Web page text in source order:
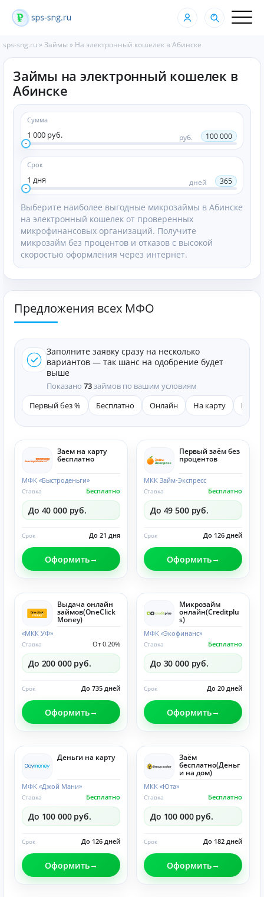
sps-sng.ru »Займы » На электронный кошелек в Абинске
Займы на электронный кошелек в
Абинске
Сумма
1 000 руб. руб. 100 000
Срок
1 дня дней 365
Выберите наиболее выгодные микрозаймы в Абинске
на электронный кошелек от проверенных
микрофинансовых организаций. Получите
микрозайм без процентов и отказов с высокой
скоростью оформления через интернет.
Предложения всех МФО
Заполните заявку сразу на несколько
вариантов — так шанс на одобрение будет
выше
Показано 73займов по вашим условиям
Первый без %
Бесплатно Онлайн На карту
Заем на карту
бесплатно
МФК «Быстроденьги»
Бесплатно
Ставка
До 40 000 руб.
До 21 дня
Срок
Оформить
Первый заём без
процентов
МКК Займ-Экспресс
Бесплатно
Ставка
До 49 500 руб.
До 126 дней
Срок
Оформить
Выдача онлайн
займов(OneClick
Money)
«МКК УФ»
От 0.20%
Ставка
До 200 000 руб.
До 735 дней
Срок
Оформить
Микрозайм
онлайн(Creditplu
s)
МФК «Экофинанс»
Бесплатно
Ставка
До 30 000 руб.
До 20 дней
Срок
Оформить
Деньги на карту
МФК «Джой Мани»
Бесплатно
Ставка
До 100 000 руб.
До 126 дней
Срок
Оформить
Заём
бесплатно(Деньг
и на дом)
МКК «Юта»
Бесплатно
Ставка
До 100 000 руб.
До 182 дней
Срок
Оформить